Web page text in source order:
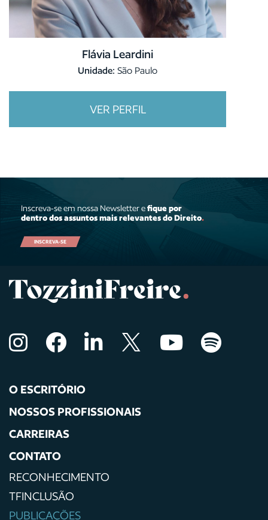
Flávia Leardini
Unidade: São Paulo
VER PERFIL
Inscreva-se em nossa Newsletter efique por
dentro dos assuntos mais relevantes do Direito.
INSCREVA-SE
O ESCRITÓRIO
NOSSOS PROFISSIONAIS
CARREIRAS
CONTATO
RECONHECIMENTO
TFINCLUSÃO
PUBLICAÇÕES